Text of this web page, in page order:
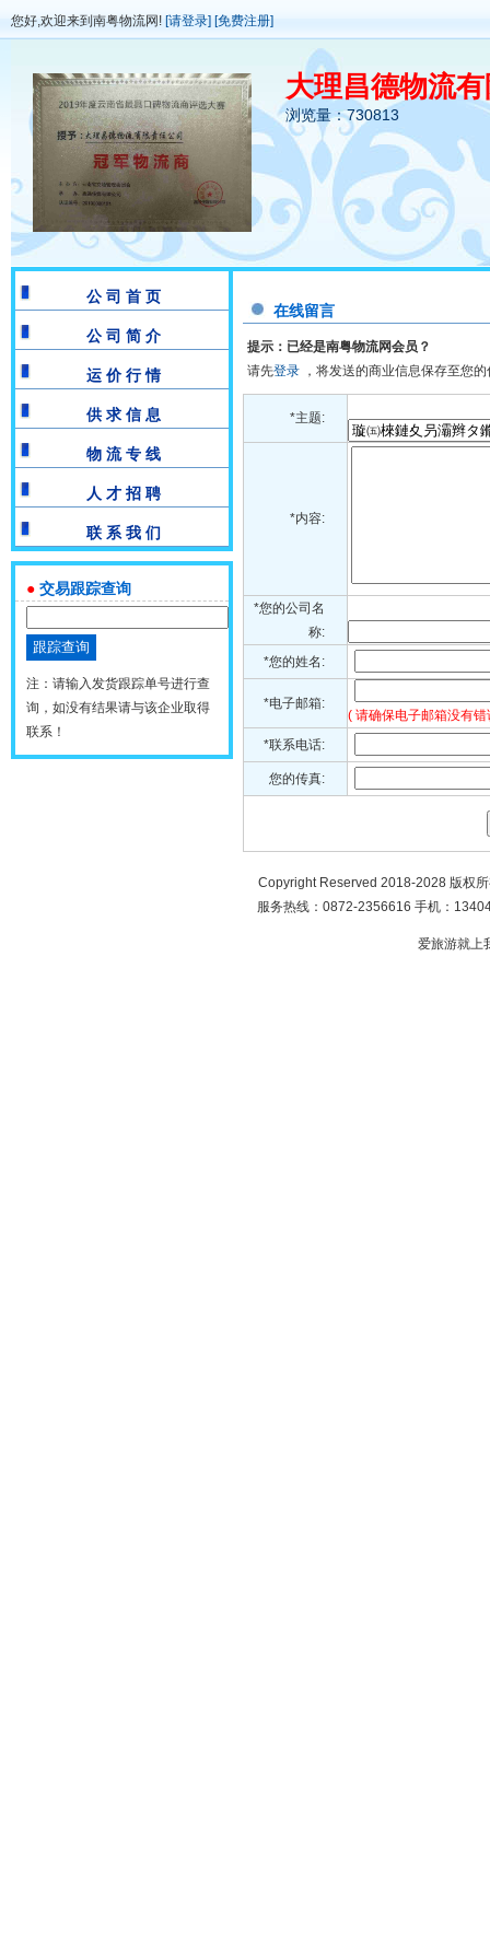
您好,欢迎来到南粤物流网! [请登录] [免费注册]
大理昌德物流
浏览量：730813
公 司 首 页
公 司 简 介
运 价 行 情
供 求 信 息
物 流 专 线
人 才 招 聘
联 系 我 们
● 交易跟踪查询
注：请输入发货跟踪单号进行查
询，如没有结果请与该企业取得
联系！
在线留言
提示：已经是南粤物流网会员？
请先登录 ，将发送的商业信息保存至您
*主题:
*内容:
*您的公司名
称:
*您的姓名:
*电子邮箱:
( 请确保电子邮箱没有
*联系电话:
您的传真:
Copyright Reserved 2018-2028 版权
服务热线：0872-2356616 手机：
爱旅游就上